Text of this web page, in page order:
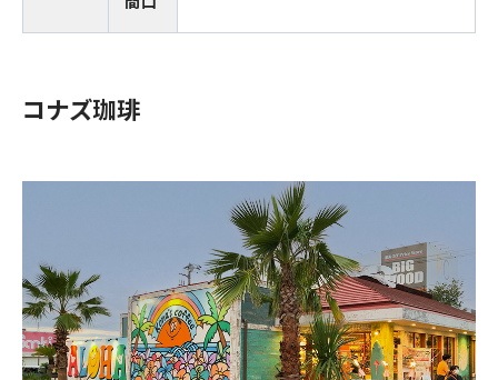
コナズ珈琲